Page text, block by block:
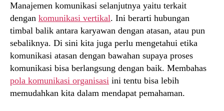
Manajemen komunikasi selanjutnya yaitu terkait
dengan komunikasi vertikal. Ini berarti hubungan
timbal balik antara karyawan dengan atasan, atau pun
sebaliknya. Di sini kita juga perlu mengetahui etika
komunikasi atasan dengan bawahan supaya proses
komunikasi bisa berlangsung dengan baik. Membahas
pola komunikasi organisasi ini tentu bisa lebih
memudahkan kita dalam mendapat pemahaman.